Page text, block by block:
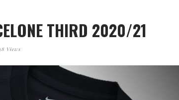
THIRD 2020/21
Views